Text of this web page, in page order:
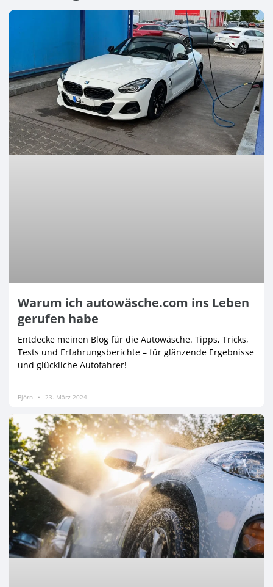
Warum ich autowäsche.com ins Leben
gerufen habe
Entdecke meinen Blog für die Autowäsche. Tipps, Tricks,
Tests und Erfahrungsberichte – für glänzende Ergebnisse
und glückliche Autofahrer!
Björn 23. März 2024